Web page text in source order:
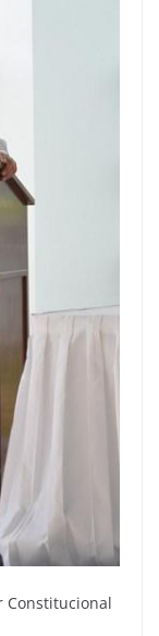
Constitucional